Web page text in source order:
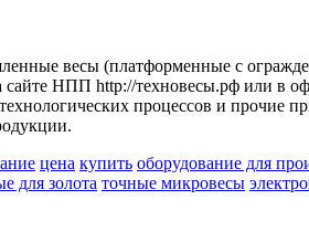
весы (платформенные с
НПП http://техновесы.рф или в
процессов и прочие
цена купить оборудование для
для золота точные микровесы